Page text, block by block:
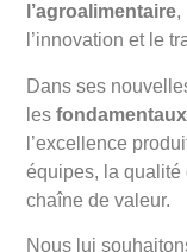
l’agroalimentaire,
l’innovation et le
Dans ses
les
l’excellence
équipes, la qualité
chaîne de valeur.
Nous lui